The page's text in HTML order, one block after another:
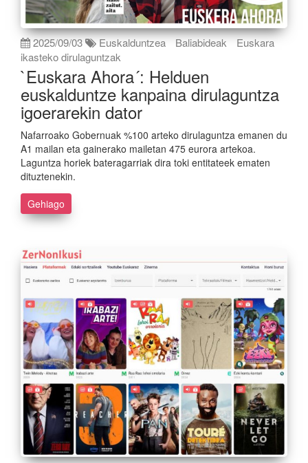
2025/09/03 Euskalduntzea Baliabideak
Euskara
ikasteko dirulaguntzak
`Euskara Ahora´: Helduen
euskalduntze kanpaina dirulaguntza
igoerarekin dator
Nafarroako Gobernuak %100 arteko dirulaguntza emanen du
A1 mailan eta gainerako mailetan 475 eurora artekoa.
Laguntza horiek bateragarriak dira toki entitateek ematen
dituztenekin.
Gehiago